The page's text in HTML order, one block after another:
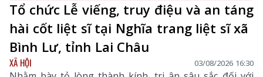
Tổ chức Lễ viếng, truy điệu và an táng
hài cốt liệt sĩ tại Nghĩa trang liệt sĩ xã
Bình Lư, tỉnh Lai Châu
XÃ HỘI 03/08/2026 16:30